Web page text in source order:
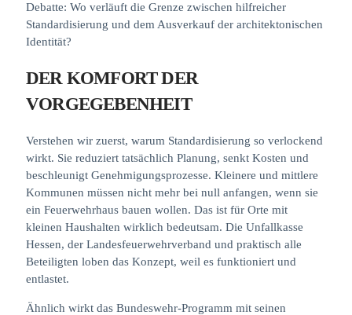
Debatte: Wo verläuft die Grenze zwischen hilfreicher
Standardisierung und dem Ausverkauf der architektonischen
Identität?
DER KOMFORT DER
VORGEGEBENHEIT
Verstehen wir zuerst, warum Standardisierung so verlockend
wirkt. Sie reduziert tatsächlich Planung, senkt Kosten und
beschleunigt Genehmigungsprozesse. Kleinere und mittlere
Kommunen müssen nicht mehr bei null anfangen, wenn sie
ein Feuerwehrhaus bauen wollen. Das ist für Orte mit
kleinen Haushalten wirklich bedeutsam. Die Unfallkasse
Hessen, der Landesfeuerwehrverband und praktisch alle
Beteiligten loben das Konzept, weil es funktioniert und
entlastet.
Ähnlich wirkt das Bundeswehr-Programm mit seinen